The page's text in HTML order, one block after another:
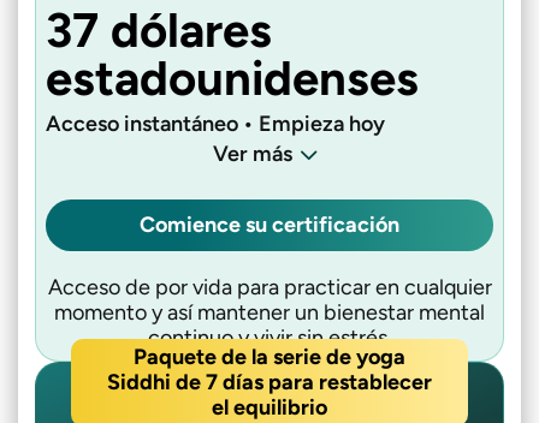
37 dólares
estadounidenses
Acceso instantáneo • Empieza hoy
Ver más
Comience su certificación
Acceso de por vida para practicar en cualquier
momento y así mantener un bienestar mental
continuo y vivir sin estrés.
Paquete de la serie de yoga
Siddhi de 7 días para restablecer
el equilibrio